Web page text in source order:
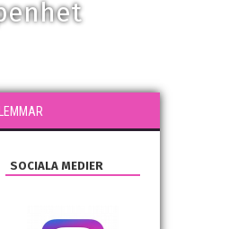
SOCIALA MEDIER